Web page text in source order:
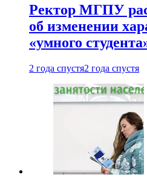
Ректор МГПУ
об изменении
«умного
2 года спустя2 года спустя